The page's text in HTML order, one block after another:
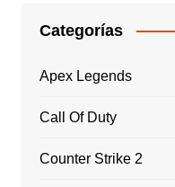
Categorías
Apex Legends
Call Of Duty
Counter Strike 2